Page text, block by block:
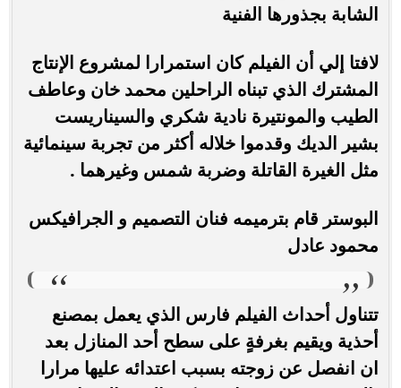
الشابة بجذورها الفنية
لافتا إلي أن الفيلم كان استمرارا لمشروع الإنتاج
المشترك الذي تبناه الراحلين محمد خان وعاطف
الطيب والمونتيرة نادية شكري والسيناريست
بشير الديك وقدموا خلاله أكثر من تجربة سينمائية
مثل الغيرة القاتلة وضربة شمس وغيرهما .
البوستر قام بترميمه فنان التصميم و الجرافيكس
محمود عادل
تتناول أحداث الفيلم فارس الذي يعمل بمصنع
أحذية ويقيم بغرفةٍ على سطح أحد المنازل بعد
ان انفصل عن زوجته بسبب اعتدائه عليها مرارا